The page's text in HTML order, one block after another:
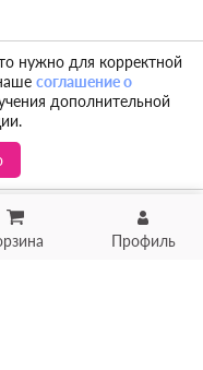
Профиль
нужно для корректной
соглашение о
дополнительной